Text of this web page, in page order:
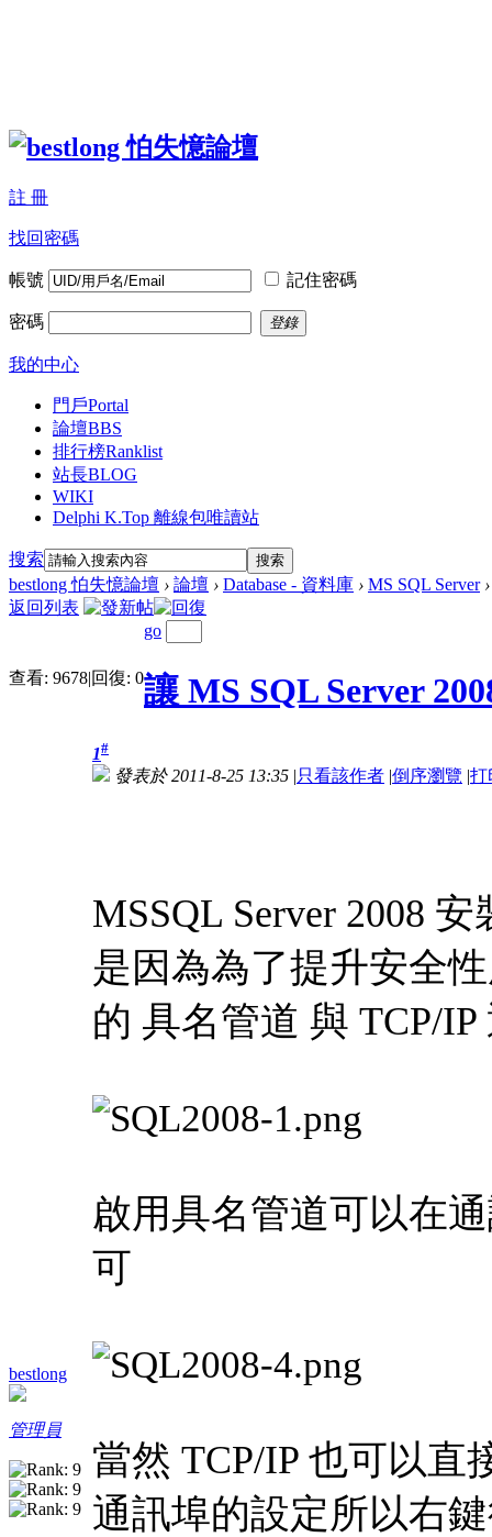
註 冊
找回密碼
帳號 記住密碼
密碼 登錄
我的中心
門戶Portal
論壇BBS
排行榜Ranklist
站長BLOG
WIKI
Delphi K.Top 離線包唯讀站
搜索 搜索
bestlong 怕失憶論壇 › 論壇 › Database - 資料庫 › MS SQL Server ›
返回列表
查看: 9678|回復: 0
go
讓 MS SQL Server
bestlong
管理員
1#
發表於 2011-8-25 13:35 |只看該作者 |倒序瀏覽 |打
MSSQL Server 2008
是因為為了提升安全
的 具名管道 與 TCP/
啟用具名管道可以在
可
當然 TCP/IP 也可以直
通訊埠的設定所以右